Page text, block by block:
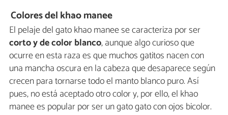
Colores del khao manee
El pelaje del gato khao manee se caracteriza por ser
corto y de color blanco, aunque algo curioso que
ocurre en esta raza es que muchos gatitos nacen con
una mancha oscura en la cabeza que desaparece según
crecen para tornarse todo el manto blanco puro. Así
pues, no está aceptado otro color y, por ello, el khao
manee es popular por ser un gato gato con ojos bicolor.